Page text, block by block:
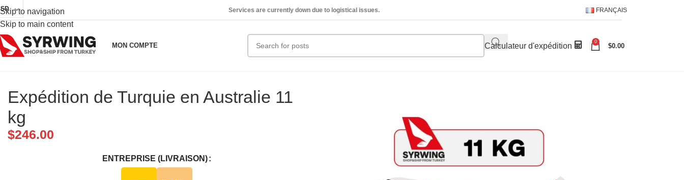
Skip to navigation
Skip to main content
Services are currently down due to logistical issues. FRANÇAIS
MON COMPTE Calculateur d'expédition 0
$0.00
Expédition de Turquie en Australie 11
kg
$246.00
ENTREPRISE (LIVRAISON)